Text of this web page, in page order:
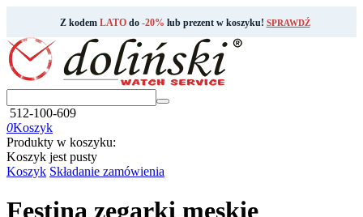
Z kodem LATOdo -20% lub prezent w koszyku! SPRAWDŹ
512-100-609
0Koszyk
Produkty w koszyku:
Koszyk jest pusty
Koszyk Składanie zamówienia
Festina zegarki męskie